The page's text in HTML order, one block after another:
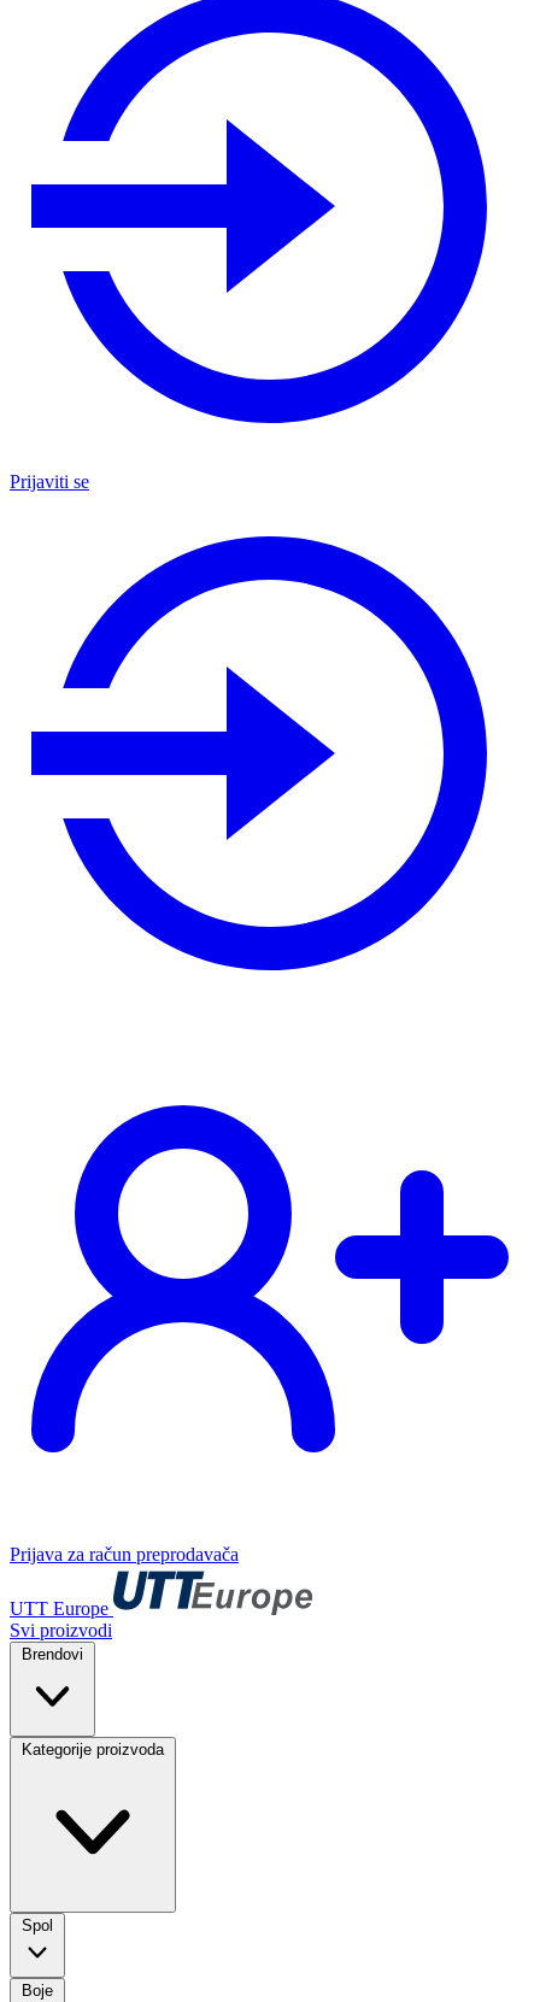
Prijaviti se
Prijava za račun preprodavača
UTT Europe
Svi proizvodi
Brendovi
Kategorije proizvoda
Spol
Boje